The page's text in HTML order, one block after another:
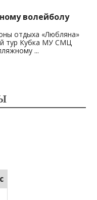
волейболу
отдыха «Любляна»
тур Кубка МУ СМЦ
...